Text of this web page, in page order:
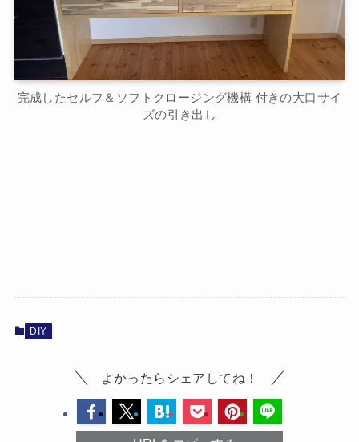
完成したセルフ＆ソフトクロージング機構 付きの大口サイ
ズの引き出し
DIY
よかったらシェアしてね！